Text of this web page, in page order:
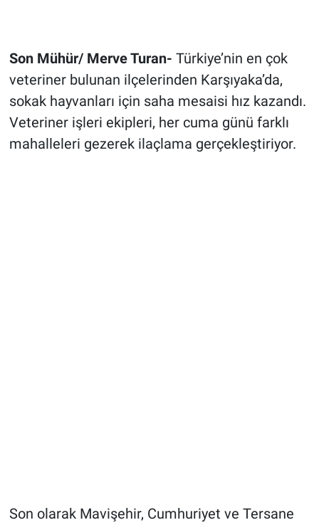
Son Mühür/ Merve Turan- Türkiye’nin en çok
veteriner bulunan ilçelerinden Karşıyaka’da,
sokak hayvanları için saha mesaisi hız kazandı.
Veteriner işleri ekipleri, her cuma günü farklı
mahalleleri gezerek ilaçlama gerçekleştiriyor.
Son olarak Mavişehir, Cumhuriyet ve Tersane